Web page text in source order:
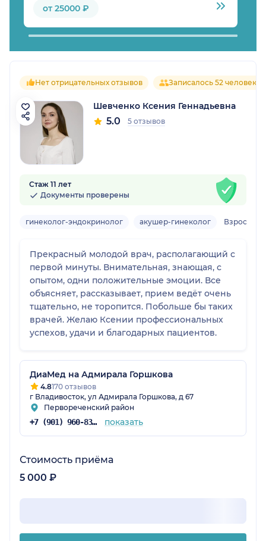
от 25000 ₽
Нет отрицательных отзывов Записалось 52 человека
Шевченко Ксения Геннадьевна
5.0 5 отзывов
Стаж 11 лет
Документы проверены
гинеколог-эндокринолог акушер-гинеколог Взрослый,
Прекрасный молодой врач, располагающий с
первой минуты. Внимательная, знающая, с
опытом, одни положительные эмоции. Все
объясняет, рассказывает, прием ведёт очень
тщательно, не торопится. Побольше бы таких
врачей. Желаю Ксении профессиональных
успехов, удачи и благодарных пациентов.
ДиаМед на Адмирала Горшкова
4.8170 отзывов
г Владивосток, ул Адмирала Горшкова, д 67
Первореченский район
+7 (901) 960-83-48 показать
Стоимость приёма
5 000 ₽